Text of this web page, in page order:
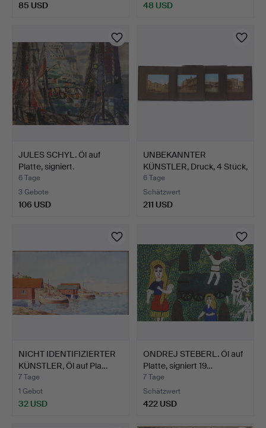
85 USD 48 USD
JULES SCHYL. Öl auf
Platte, signiert.
6 Tage
3 Gebote
106 USD
UNBEKANNTER
KÜNSTLER, Druck, 4 Stück,
Vene…
6 Tage
Schätzwert
211 USD
NICHT IDENTIFIZIERTER
KÜNSTLER, Öl auf Pla…
7 Tage
1 Gebot
32 USD
ONDREJ STEBERL. Öl auf
Platte, signiert 19…
7 Tage
Schätzwert
422 USD